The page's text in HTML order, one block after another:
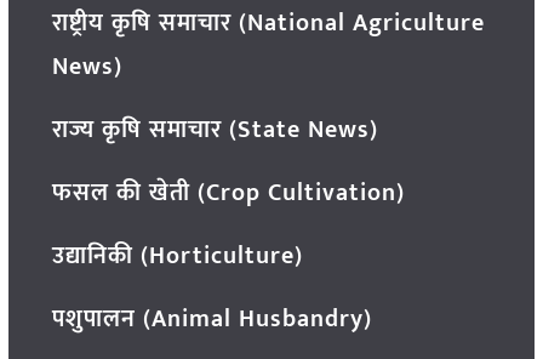
राष्ट्रीय कृषि समाचार (National Agriculture
News)
राज्य कृषि समाचार (State News)
फसल की खेती (Crop Cultivation)
उद्यानिकी (Horticulture)
पशुपालन (Animal Husbandry)